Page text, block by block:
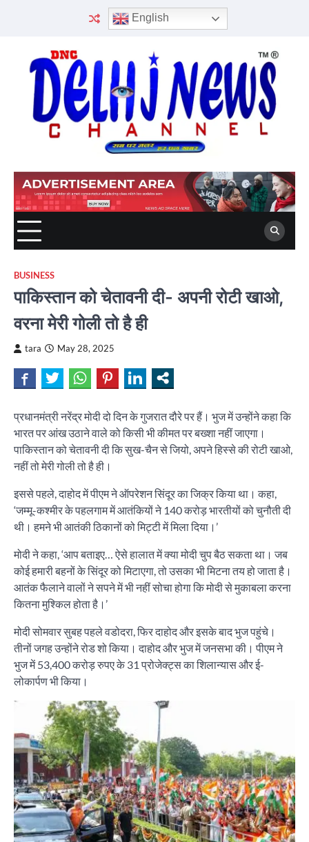
English
BUSINESS
पाकिस्तान को चेतावनी दी- अपनी रोटी खाओ,
वरना मेरी गोली तो है ही
tara May 28, 2025
प्रधानमंत्री नरेंद्र मोदी दो दिन के गुजरात दौरे पर हैं। भुज में उन्होंने कहा कि
भारत पर आंख उठाने वाले को किसी भी कीमत पर बख्शा नहीं जाएगा।
पाकिस्तान को चेतावनी दी कि सुख-चैन से जियो, अपने हिस्से की रोटी खाओ,
नहीं तो मेरी गोली तो है ही।
इससे पहले, दाहोद में पीएम ने ऑपरेशन सिंदूर का जिक्र किया था। कहा,
‘जम्मू-कश्मीर के पहलगाम में आतंकियों ने 140 करोड़ भारतीयों को चुनौती दी
थी। हमने भी आतंकी ठिकानों को मिट्टी में मिला दिया।’
मोदी ने कहा, ‘आप बताइए… ऐसे हालात में क्या मोदी चुप बैठ सकता था। जब
कोई हमारी बहनों के सिंदूर को मिटाएगा, तो उसका भी मिटना तय हो जाता है।
आतंक फैलाने वालों ने सपने में भी नहीं सोचा होगा कि मोदी से मुकाबला करना
कितना मुश्किल होता है।’
मोदी सोमवार सुबह पहले वडोदरा, फिर दाहोद और इसके बाद भुज पहुंचे।
तीनों जगह उन्होंने रोड शो किया। दाहोद और भुज में जनसभा की। पीएम ने
भुज में 53,400 करोड़ रुपए के 31 प्रोजेक्ट्स का शिलान्यास और ई-
लोकार्पण भी किया।